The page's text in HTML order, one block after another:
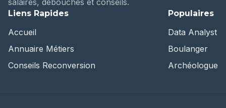
salaires, débouchés et conseils.
Liens Rapides
Accueil
Annuaire Métiers
Conseils Reconversion
Populaires
Data Analyst
Boulanger
Archéologue